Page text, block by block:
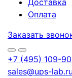
Доставка
Оплата
Заказать
+7 (495) 109-
sales@ups-lab.ru